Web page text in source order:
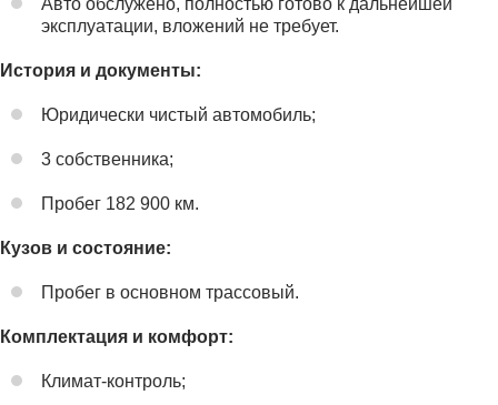
Авто обслужено, полностью готово к дальнейшей
эксплуатации, вложений не требует.
История и документы:
Юридически чистый автомобиль;
3 собственника;
Пробег 182 900 км.
Кузов и состояние:
Пробег в основном трассовый.
Комплектация и комфорт:
Климат-контроль;